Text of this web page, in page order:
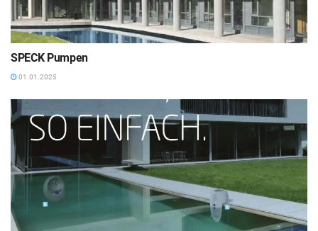
SPECK Pumpen
01.01.2025